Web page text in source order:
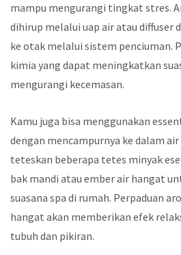
mampu mengurangi tingkat stres.
dihirup melalui uap air atau diffuser
ke otak melalui sistem penciuman.
kimia yang dapat meningkatkan
mengurangi kecemasan.
Kamu juga bisa menggunakan
dengan mencampurnya ke dalam
teteskan beberapa tetes minyak
bak mandi atau ember air hangat
suasana spa di rumah. Perpaduan
hangat akan memberikan efek
tubuh dan pikiran.